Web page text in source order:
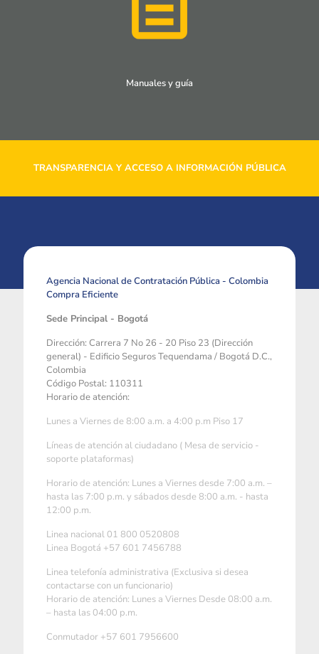
Manuales y guía
TRANSPARENCIA Y ACCESO A INFORMACIÓN PÚBLICA
Agencia Nacional de Contratación Pública - Colombia
Compra Eficiente
Sede Principal - Bogotá
Dirección: Carrera 7 No 26 - 20 Piso 23 (Dirección
general) - Edificio Seguros Tequendama / Bogotá D.C.,
Colombia
Código Postal: 110311
Horario de atención:
Lunes a Viernes de 8:00 a.m. a 4:00 p.m Piso 17
Líneas de atención al ciudadano ( Mesa de servicio -
soporte plataformas)
Horario de atención: Lunes a Viernes desde 7:00 a.m. –
hasta las 7:00 p.m. y sábados desde 8:00 a.m. - hasta
12:00 p.m.
Linea nacional 01 800 0520808
Linea Bogotá +57 601 7456788
Linea telefonía administrativa (Exclusiva si desea
contactarse con un funcionario)
Horario de atención: Lunes a Viernes Desde 08:00 a.m.
– hasta las 04:00 p.m.
Conmutador +57 601 7956600